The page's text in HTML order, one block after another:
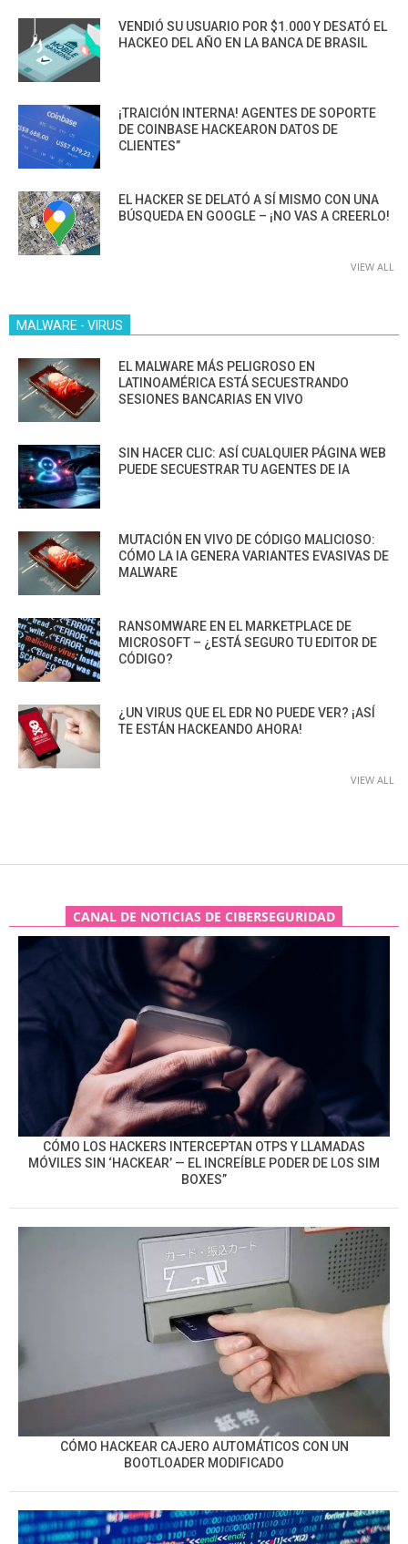
VENDIÓ SU USUARIO POR $1.000 Y DESATÓ EL
HACKEO DEL AÑO EN LA BANCA DE BRASIL
¡TRAICIÓN INTERNA! AGENTES DE SOPORTE
DE COINBASE HACKEARON DATOS DE
CLIENTES”
EL HACKER SE DELATÓ A SÍ MISMO CON UNA
BÚSQUEDA EN GOOGLE – ¡NO VAS A CREERLO!
VIEW ALL
MALWARE - VIRUS
EL MALWARE MÁS PELIGROSO EN
LATINOAMÉRICA ESTÁ SECUESTRANDO
SESIONES BANCARIAS EN VIVO
SIN HACER CLIC: ASÍ CUALQUIER PÁGINA WEB
PUEDE SECUESTRAR TU AGENTES DE IA
MUTACIÓN EN VIVO DE CÓDIGO MALICIOSO:
CÓMO LA IA GENERA VARIANTES EVASIVAS DE
MALWARE
RANSOMWARE EN EL MARKETPLACE DE
MICROSOFT – ¿ESTÁ SEGURO TU EDITOR DE
CÓDIGO?
¿UN VIRUS QUE EL EDR NO PUEDE VER? ¡ASÍ
TE ESTÁN HACKEANDO AHORA!
VIEW ALL
CANAL DE NOTICIAS DE CIBERSEGURIDAD
CÓMO LOS HACKERS INTERCEPTAN OTPS Y LLAMADAS
MÓVILES SIN ‘HACKEAR’ — EL INCREÍBLE PODER DE LOS SIM
BOXES”
CÓMO HACKEAR CAJERO AUTOMÁTICOS CON UN
BOOTLOADER MODIFICADO